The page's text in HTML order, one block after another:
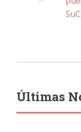
Últimas